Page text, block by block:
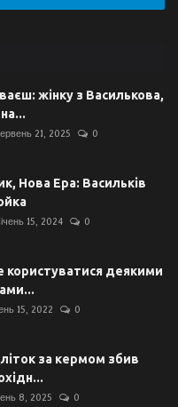
жінку з Василькова,
21, 2025 0
Нова Ера: Васильків
15, 2024 0
користуватися деякими
15, 2022 0
за кермом збив
8, 2025 0